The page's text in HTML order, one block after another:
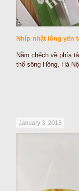
Nhíp nhặt lông yến
Nằm chếch về phía
thổ sông Hồng, Hà
January 3, 2018